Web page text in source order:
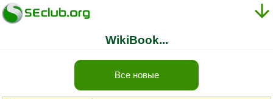
WikiBook...
Все новые